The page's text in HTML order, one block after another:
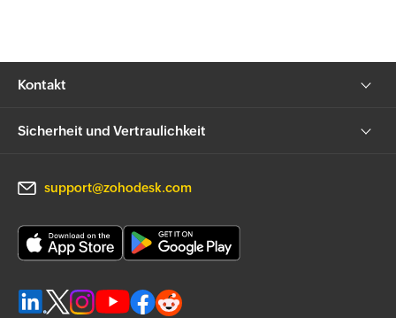
Kontakt
Sicherheit und Vertraulichkeit
support@zohodesk.com